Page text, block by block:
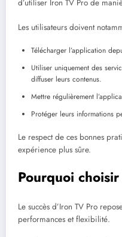
d’utiliser Iron TV Pro de
Les utilisateurs doivent
Télécharger l’application
Utiliser uniquement des
diffuser leurs contenus.
Mettre régulièrement
Protéger leurs informations
Le respect de ces bonnes
expérience plus sûre.
Pourquoi
Le succès d’Iron TV Pro
performances et flexibilité.